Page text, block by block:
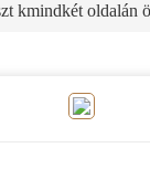
kmindkét oldalán